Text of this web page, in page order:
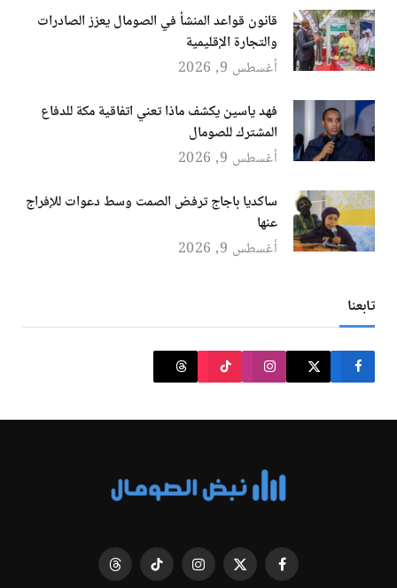
قانون قواعد المنشأ في الصومال يعزز الصادرات
والتجارة الإقليمية
أغسطس 9, 2026
فهد ياسين يكشف ماذا تعني اتفاقية مكة للدفاع
المشترك للصومال
أغسطس 9, 2026
ساكديا باجاج ترفض الصمت وسط دعوات للإفراج
عنها
أغسطس 9, 2026
تابعنا
فيسبوك X
الانستغرامتيكتوك Threads